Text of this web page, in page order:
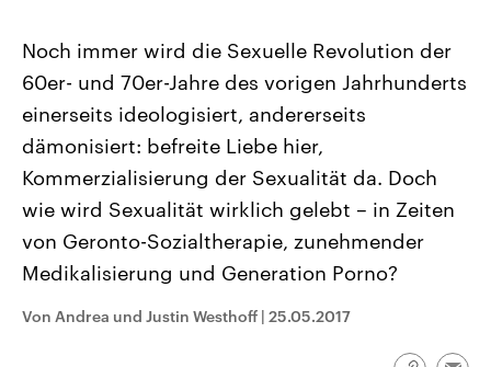
Landtagswahl Sachsen-Anhalt
2026
Alle Informationen
Sachsen-Anhalt wählt am 6.
September 2026 einen neuen
Landtag. Seit 2021 wird das
Bundesland von einer Koalition aus
Umfragen, Prognosen,
Wahlprogramme, aktuelle Berichte
und Hintergründe zu den Parteien
Wahl.
Aktuelle Beiträge,
Hintergründe
Wirtschaftlich und
gehören die Vereinigten
den mächtigsten Ländern
mit großem Einfluss auf
aktuelle Weltgeschehen.
Sendungen Programm Podcasts
Noch immer wird die Sexuelle Revolution der
60er- und 70er-Jahre des vorigen Jahrhunderts
einerseits ideologisiert, andererseits
dämonisiert: befreite Liebe hier,
Kommerzialisierung der Sexualität da. Doch
wie wird Sexualität wirklich gelebt – in Zeiten
von Geronto-Sozialtherapie, zunehmender
Medikalisierung und Generation Porno?
Von Andrea und Justin Westhoff | 25.05.2017